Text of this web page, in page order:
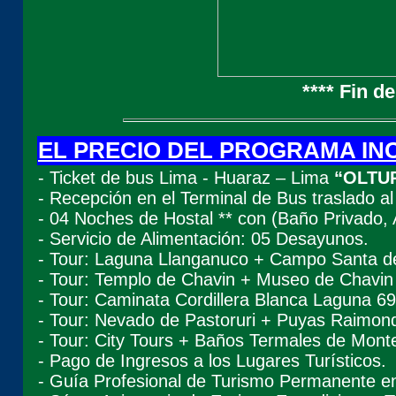
**** Fin
EL PRECIO DEL PROGRAMA
- Ticket de bus Lima - Huaraz – Lima
- Recepción en el Terminal de Bus traslado
- 04 Noches de Hostal ** con (Baño
- Servicio de Alimentación: 05 Desayunos.
- Tour: Laguna Llanganuco + Campo Santa
- Tour: Templo de Chavin + Museo de
- Tour: Caminata Cordillera Blanca Laguna
- Tour: Nevado de Pastoruri + Puyas
- Tour: City Tours + Baños Termales de
- Pago de Ingresos a los Lugares Turísticos.
- Guía Profesional de Turismo Permanente